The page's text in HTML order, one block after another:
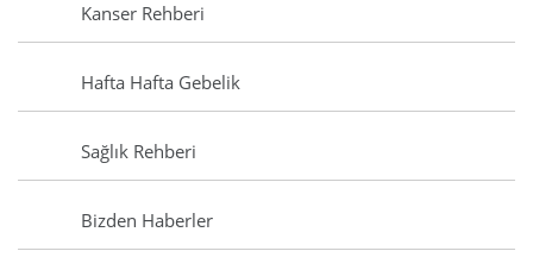
Kanser Rehberi
Hafta Hafta Gebelik
Sağlık Rehberi
Bizden Haberler